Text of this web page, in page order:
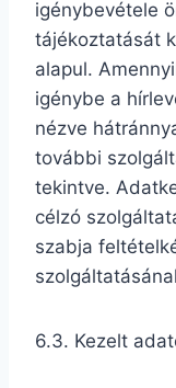
igénybevétele
tájékoztatását
alapul.
igénybe a
nézve
további
tekintve.
célzó
szabja
6.3. Kezelt